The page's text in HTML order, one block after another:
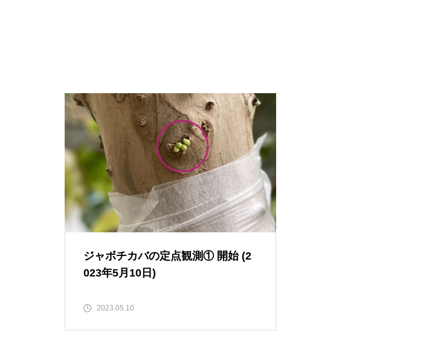
ジャボチカバの定点観測① 開始 (2
023年5月10日)
2023.05.10